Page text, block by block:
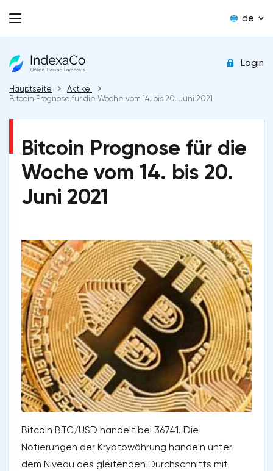
de
Login
Hauptseite
Aktikel
Bitcoin Prognose für die Woche vom 14. bis 20. Juni 2021
Bitcoin Prognose für die
Woche vom 14. bis 20.
Juni 2021
Bitcoin BTC/USD handelt bei 36741. Die
Notierungen der Kryptowährung handeln unter
dem Niveau des gleitenden Durchschnitts mit